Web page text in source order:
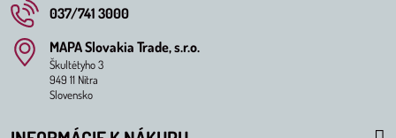
037/741 3000
MAPA Slovakia Trade, s​.r​.o​.
Škultétyho 3
949 11 Nitra
Slovensko